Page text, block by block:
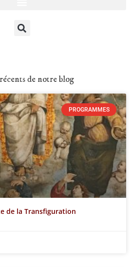
de notre blog
PROGRAMMES
de la Transfiguration